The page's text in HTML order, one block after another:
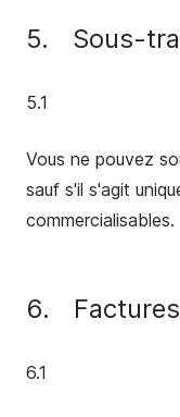
5. Sous-
5.1
Vous ne pouvez
sauf s'il s'agit
commercialisables.
6.
6.1